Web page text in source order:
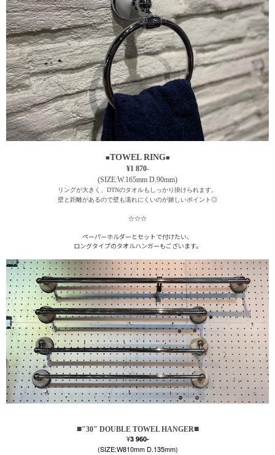
■TOWEL RING■
¥1 870-
(SIZE:W.165mm D.90mm)
リングが大きく、DTNのタオルもしっかり掛けられます。
壁と距離があるので壁も濡れにくいのが嬉しいポイント◎
☆☆☆
ペーパーホルダーとセットで付けたい、
ロングタイプのタオルハンガーもございます。
■"30" DOUBLE TOWEL HANGER■
¥3 960-
(SIZE:W810mm D.135mm)